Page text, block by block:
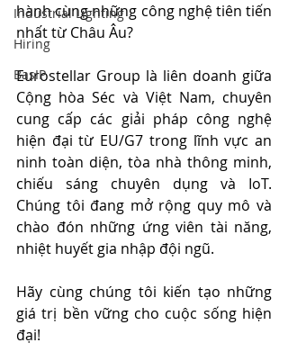
Industrial Lighting
Hiring
BasIP
hành cùng những công nghệ tiên tiến
nhất từ Châu Âu?
Eurostellar Group là liên doanh giữa
Cộng hòa Séc và Việt Nam, chuyên
cung cấp các giải pháp công nghệ
hiện đại từ EU/G7 trong lĩnh vực an
ninh toàn diện, tòa nhà thông minh,
chiếu sáng chuyên dụng và IoT.
Chúng tôi đang mở rộng quy mô và
chào đón những ứng viên tài năng,
nhiệt huyết gia nhập đội ngũ.
Hãy cùng chúng tôi kiến tạo những
giá trị bền vững cho cuộc sống hiện
đại!